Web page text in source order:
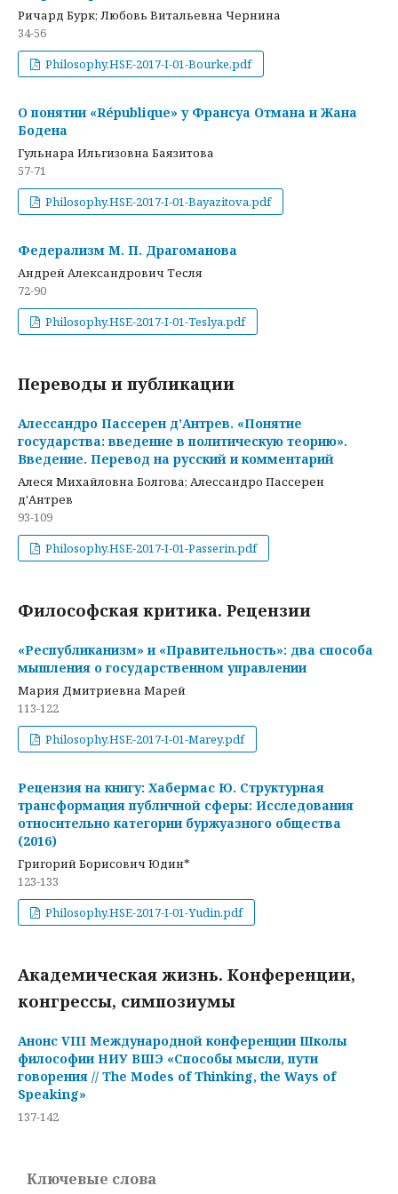
Ричард Бурк; Любовь Витальевна Чернина
34-56
Philosophy.HSE-2017-I-01-Bourke.pdf
О понятии «République» у Франсуа Отмана и Жана
Бодена
Гульнара Ильгизовна Баязитова
57-71
Philosophy.HSE-2017-I-01-Bayazitova.pdf
Федерализм М. П. Драгоманова
Андрей Александрович Тесля
72-90
Philosophy.HSE-2017-I-01-Teslya.pdf
Переводы и публикации
Алессандро Пассерен д’Антрев. «Понятие
государства: введение в политическую теорию».
Введение. Перевод на русский и комментарий
Алеся Михайловна Болгова; Алессандро Пассерен
д'Антрев
93-109
Philosophy.HSE-2017-I-01-Passerin.pdf
Философская критика. Рецензии
«Республиканизм» и «Правительность»: два способа
мышления о государственном управлении
Мария Дмитриевна Марей
113-122
Philosophy.HSE-2017-I-01-Marey.pdf
Рецензия на книгу: Хабермас Ю. Структурная
трансформация публичной сферы: Исследования
относительно категории буржуазного общества
(2016)
Григорий Борисович Юдин*
123-133
Philosophy.HSE-2017-I-01-Yudin.pdf
Академическая жизнь. Конференции,
конгрессы, симпозиумы
Анонс VIII Международной конференции Школы
философии НИУ ВШЭ «Способы мысли, пути
говорения // The Modes of Thinking, the Ways of
Speaking»
137-142
Ключевые слова